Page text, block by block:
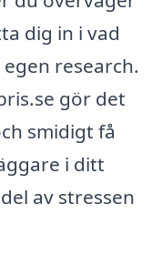
dig in i vad
research.
gör det
smidigt få
i ditt
av stressen